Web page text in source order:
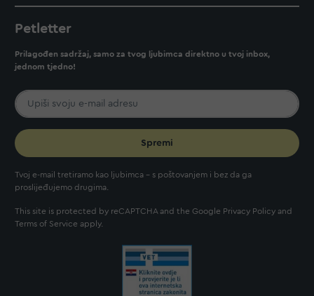
Petletter
Prilagođen sadržaj, samo za tvog ljubimca direktno u tvoj inbox,
jednom tjedno!
Spremi
Tvoj e-mail tretiramo kao ljubimca - s poštovanjem i bez da ga
proslijeđujemo drugima.
This site is protected by reCAPTCHA and the Google Privacy Policy and
Terms of Service apply.